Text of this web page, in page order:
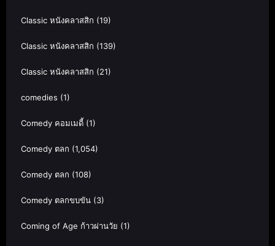
Classic หนังคลาสสิก (19)
Classic หนังคลาสสิก (139)
Classic หนังคลาสสิก (21)
comedies (1)
Comedy คอมเมดี้ (1)
Comedy ตลก (1,054)
Comedy ตลก (108)
Comedy ตลกขบขัน (3)
Coming of Age ก้าวผ่านวัย (1)